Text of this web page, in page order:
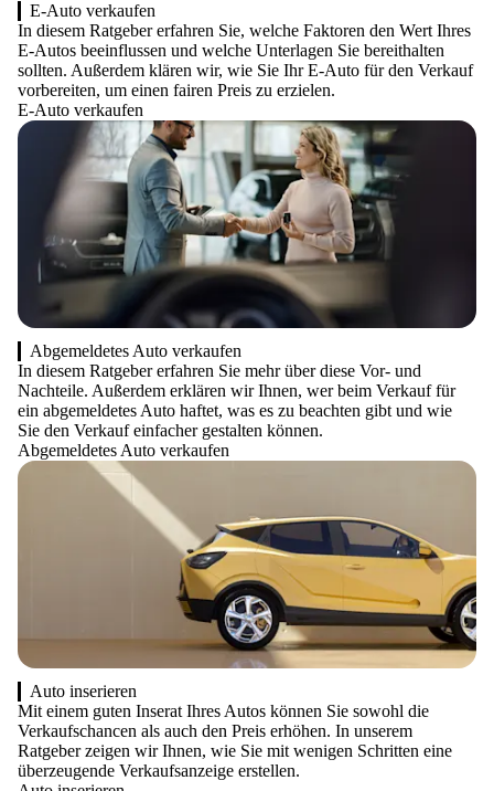
E-Auto verkaufen
In diesem Ratgeber erfahren Sie, welche Faktoren den Wert Ihres
E-Autos beeinflussen und welche Unterlagen Sie bereithalten
sollten. Außerdem klären wir, wie Sie Ihr E-Auto für den Verkauf
vorbereiten, um einen fairen Preis zu erzielen.
E-Auto verkaufen
Abgemeldetes Auto verkaufen
In diesem Ratgeber erfahren Sie mehr über diese Vor- und
Nachteile. Außerdem erklären wir Ihnen, wer beim Verkauf für
ein abgemeldetes Auto haftet, was es zu beachten gibt und wie
Sie den Verkauf einfacher gestalten können.
Abgemeldetes Auto verkaufen
Auto inserieren
Mit einem guten Inserat Ihres Autos können Sie sowohl die
Verkaufschancen als auch den Preis erhöhen. In unserem
Ratgeber zeigen wir Ihnen, wie Sie mit wenigen Schritten eine
überzeugende Verkaufsanzeige erstellen.